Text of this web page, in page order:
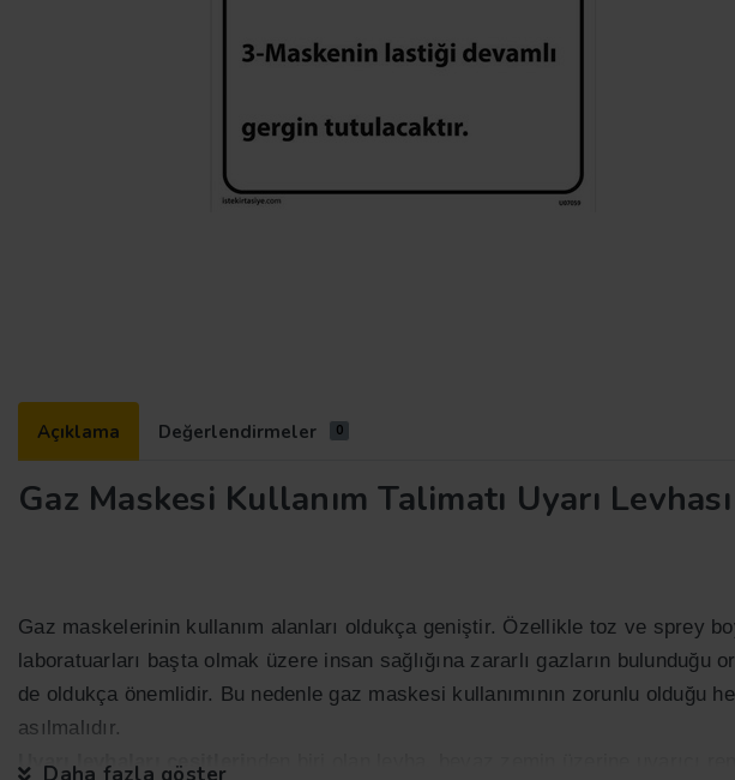
Açıklama Değerlendirmeler 0
Gaz Maskesi Kullanım Talimatı Uyarı Levhası
Gaz maskelerinin kullanım alanları oldukça geniştir. Özellikle toz ve sprey
laboratuarları başta olmak üzere insan sağlığına zararlı gazların bulunduğu
de oldukça önemlidir. Bu nedenle gaz maskesi kullanımının zorunlu olduğu
asılmalıdır.
Uyarı levhaları
çeşitleri
Daha fazla göster